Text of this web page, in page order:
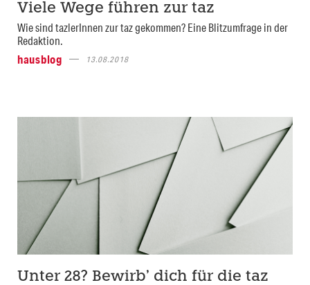
Viele Wege führen zur taz
Wie sind tazlerInnen zur taz gekommen? Eine Blitzumfrage in der
Redaktion.
hausblog
13.08.2018
Unter 28? Bewirb’ dich für die taz